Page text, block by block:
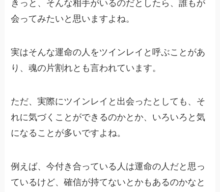
きっと、そんな相手がいるのだとしたら、誰もが
会ってみたいと思いますよね。
実はそんな運命の人をツインレイと呼ぶことがあ
り、魂の片割れとも言われています。
ただ、実際にツインレイと出会ったとしても、そ
れに気づくことができるのかとか、いろいろと気
になることが多いですよね。
例えば、今付き合っている人は運命の人だと思っ
ているけど、確信が持てないとかもあるのかなと